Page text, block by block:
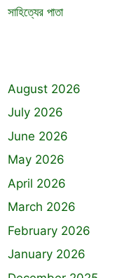
সাহিত্যের পাতা
August 2026
July 2026
June 2026
May 2026
April 2026
March 2026
February 2026
January 2026